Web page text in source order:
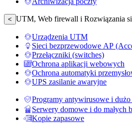
< UTM, Web firewall i Rozwiązania
Urządzenia UTM
Sieci bezprzewodowe AP
Przełączniki (switches)
Ochrona aplikacji webowych
Ochrona automatyki
UPS zasilanie awaryjne
Programy antywirusowe i
Serwery domowe i do małych
Kopie zapasowe